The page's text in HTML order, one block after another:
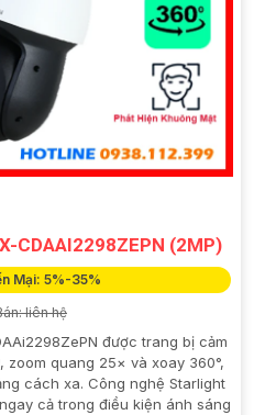
CDAAI2298ZEPN (2MP)
Mại: 5%-35%
liên hệ
được trang bị cảm
zoom quang 25× và xoay 360°,
cách xa. Công nghệ Starlight
cả trong điều kiện ánh sáng